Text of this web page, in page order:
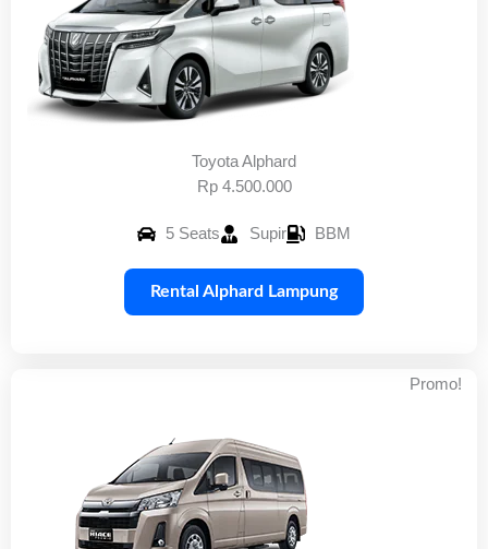
Toyota Alphard
Rp 4.500.000
5 Seats Supir BBM
Rental Alphard Lampung
Promo!